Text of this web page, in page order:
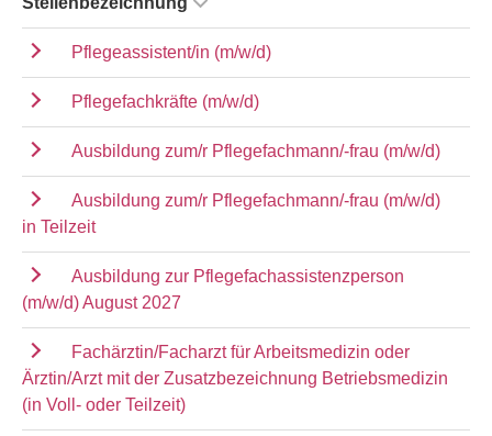
Pflegeassistent/in (m/w/d)
Pflegefachkräfte (m/w/d)
Ausbildung zum/r Pflegefachmann/-frau (m/w/d)
Ausbildung zum/r Pflegefachmann/-frau (m/w/d)
in Teilzeit
Ausbildung zur Pflegefachassistenzperson
(m/w/d) August 2027
Fachärztin/Facharzt für Arbeitsmedizin oder
Ärztin/Arzt mit der Zusatzbezeichnung Betriebsmedizin
(in Voll- oder Teilzeit)